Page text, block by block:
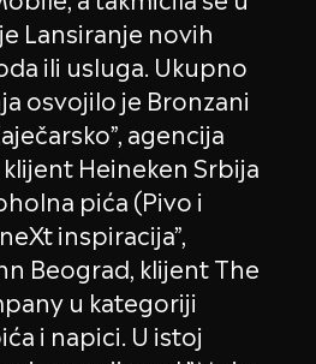
Lansiranje novih
ili usluga. Ukupno
osvojilo je Bronzani
agencija
Heineken Srbija
pića (Pivo i
inspiracija”,
Beograd, klijent The
u kategoriji
i napici. U istoj